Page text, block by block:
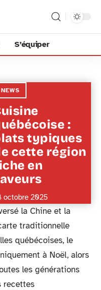
S’équiper
NEWS
:
typiques
cette région
en
octobre 2025
la Chine et la
traditionnelle
québécoises, le
à Noël, alors
les générations
recettes